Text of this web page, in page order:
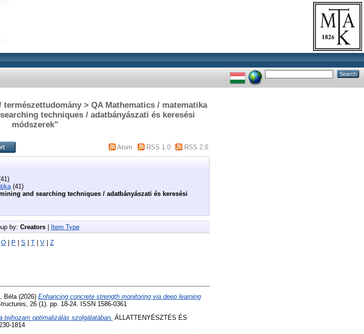
> QA Mathematics / matematika
techniques / adatbányászati és keresési
módszerek"
Atom RSS 1.0 RSS 2.0
(41)
and searching techniques / adatbányászati és keresési
by: Creators Item Type
O P S T V Z
Béla(2026) Enhancing concrete strength monitoring via deep learning
26 (1). pp. 18-24. ISSN 1586-0361
optimalizálás szolgálatában. ÁLLATTENYÉSZTÉS ÉS
1814